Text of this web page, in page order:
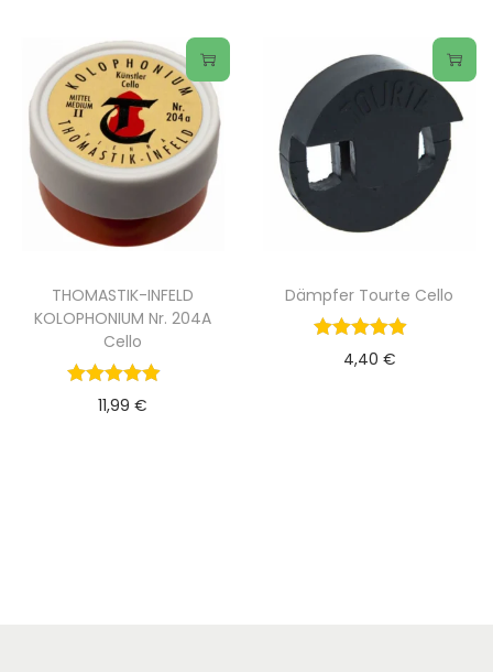
THOMASTIK-INFELD
KOLOPHONIUM Nr. 204A
Cello
11,99€
Dämpfer Tourte Cello
4,40 €